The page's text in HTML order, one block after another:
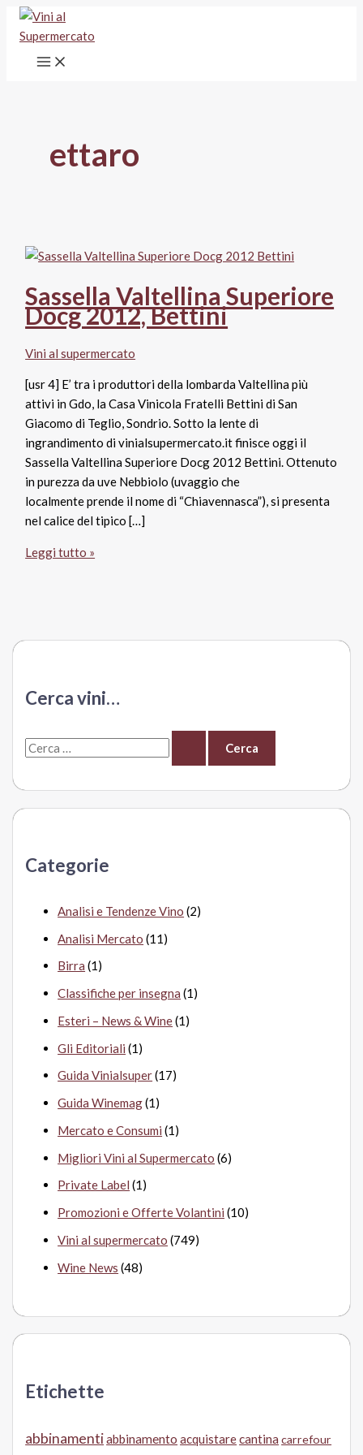
Vai
contenuto
ettaro
Sassella Valtellina Superiore
Docg 2012, Bettini
Vini al supermercato
[usr 4] E’ tra i produttori della lombarda Valtellina più
attivi in Gdo, la Casa Vinicola Fratelli Bettini di San
Giacomo di Teglio, Sondrio. Sotto la lente di
ingrandimento di vinialsupermercato.it finisce oggi il
Sassella Valtellina Superiore Docg 2012 Bettini. Ottenuto
in purezza da uve Nebbiolo (uvaggio che
localmente prende il nome di “Chiavennasca”), si presenta
nel calice del tipico […]
Sassella
Leggi tutto »
Cerca vini…
C
r
:Categorie
Analisi e Tendenze Vino (2)
Analisi Mercato (11)
Birra (1)
Classifiche per insegna (1)
Esteri – News & Wine(1)
Gli Editoriali (1)
Guida Vinialsuper(17)
Guida Winemag(1)
Mercato e Consumi (1)
Migliori Vini al Supermercato (6)
Private Label (1)
Promozioni e Offerte Volantini (10)
Vini al supermercato (749)
Wine News (48)
Etichette
abbinamentiabbinamento acquistarecantina carrefour